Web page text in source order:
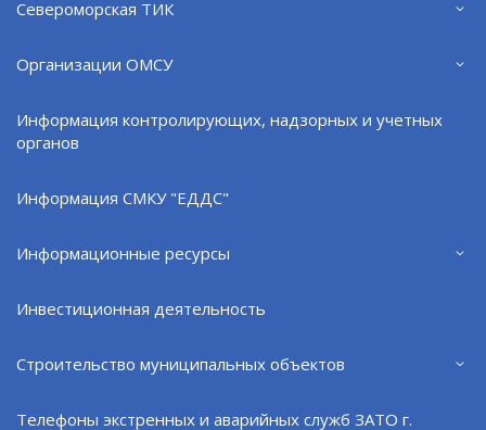
Североморская ТИК
Организации ОМСУ
Информация контролирующих, надзорных и учетных
органов
Информация СМКУ "ЕДДС"
Информационные ресурсы
Инвестиционная деятельность
Строительство муниципальных объектов
Телефоны экстренных и аварийных служб ЗАТО г.
трапов, подготовка к зиме